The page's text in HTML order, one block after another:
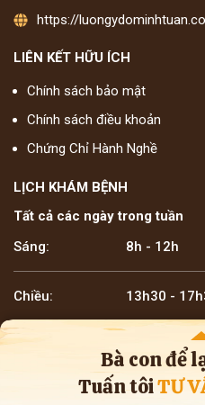
Bà con để
Tuấn tôiTƯ
https://
LIÊN KẾT HỮU ÍCH
Chính sách bảo mật
Chính sách điều khoản
Chứng Chỉ Hành Nghề
LỊCH KHÁM BỆNH
Tất cả các ngày trong tuần
Sáng:
8h - 12h
Chiều:
13h30 -
Theo dõi Tuấn tôi trên các